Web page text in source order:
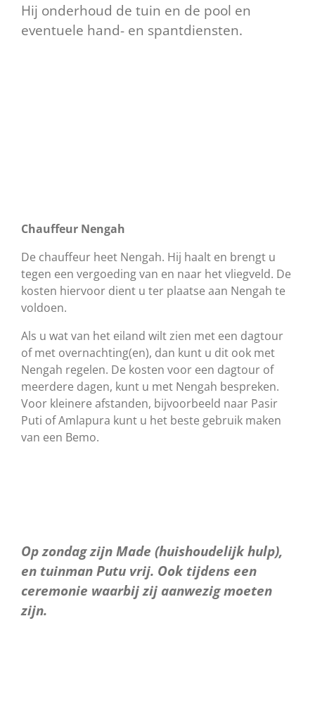
Hij onderhoud de tuin en de pool en
eventuele hand- en spantdiensten.
Chauffeur Nengah
De chauffeur heet Nengah. Hij haalt en brengt u
tegen een vergoeding van en naar het vliegveld. De
kosten hiervoor dient u ter plaatse aan Nengah te
voldoen.
Als u wat van het eiland wilt zien met een dagtour
of met overnachting(en), dan kunt u dit ook met
Nengah regelen. De kosten voor een dagtour of
meerdere dagen, kunt u met Nengah bespreken.
Voor kleinere afstanden, bijvoorbeeld naar Pasir
Puti of Amlapura kunt u het beste gebruik maken
van een Bemo.
Op zondag zijn Made (huishoudelijk hulp),
en tuinman Putu vrij. Ook tijdens een
ceremonie waarbij zij aanwezig moeten
zijn.